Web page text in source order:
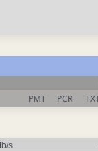
PMT PCR
s